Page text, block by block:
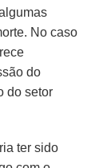
No caso
do
do setor
ter sido